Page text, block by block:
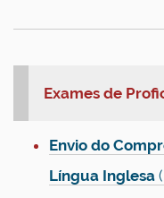
Exames de
Envio do
Língua Inglesa